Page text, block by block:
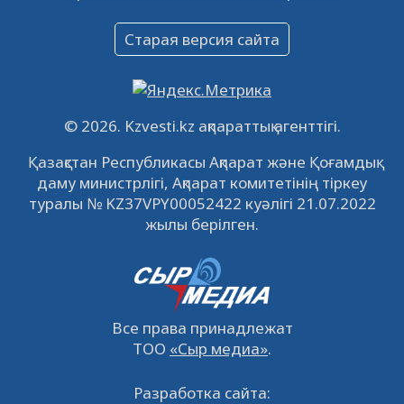
Объявление
09.12.2022
Свободные рабочие места
встречу с инвесторами в Кызылорде 22
ноября
21.11.2022 14953 0
© 2026. Kzvesti.kz ақпараттық агенттігі.
Қазақстан Республикасы Ақпарат және Қоғамдық
даму министрлігі, Ақпарат комитетінің тіркеу
туралы № KZ37VPY00052422 куәлігі 21.07.2022
жылы берілген.
Все права принадлежат
ТОО «Сыр медиа».
Старая версия сайта
Разработка сайта: